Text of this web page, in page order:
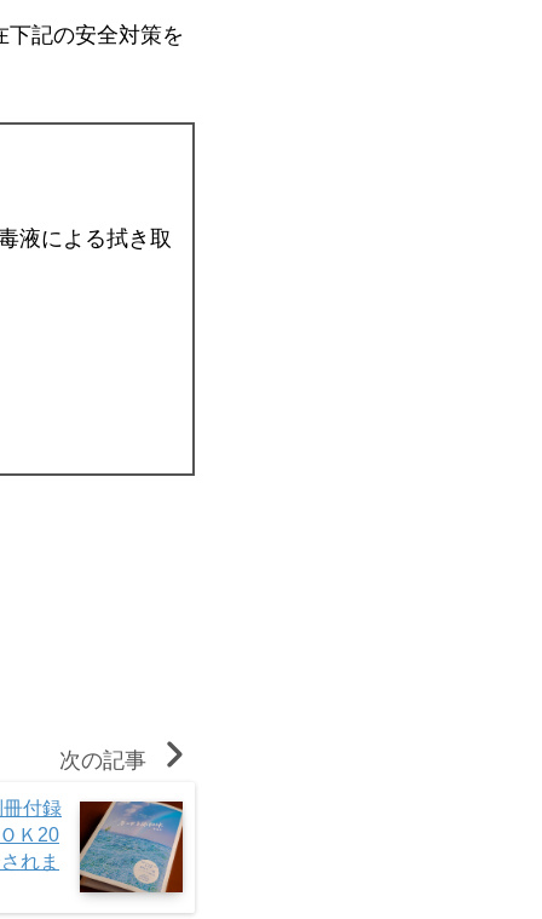
記の安全対策を
液による拭き取
次の記事
付録
Ｋ20
れま